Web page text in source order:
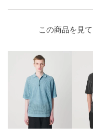
この商品を見